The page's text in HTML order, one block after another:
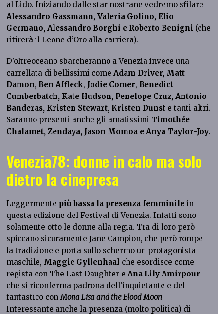
al Lido. Iniziando dalle star nostrane vedremo sfilare
Alessandro Gassmann, Valeria Golino, Elio
Germano, Alessandro Borghi e Roberto Benigni (che
ritirerà il Leone d’Oro alla carriera).
D’oltreoceano sbarcheranno a Venezia invece una
carrellata di bellissimi come Adam Driver, Matt
Damon, Ben Affleck, Jodie Comer, Benedict
Cumberbatch, Kate Hudson, Penelope Cruz, Antonio
Banderas, Kristen Stewart, Kristen Dunst e tanti altri.
Saranno presenti anche gli amatissimi Timothée
Chalamet, Zendaya, Jason Momoa e Anya Taylor-Joy.
Venezia78: donne in calo ma solo
dietro la cinepresa
Leggermente più bassa la presenza femminile in
questa edizione del Festival di Venezia. Infatti sono
solamente otto le donne alla regia. Tra di loro però
spiccano sicuramenteJane Campion, che però rompe
la tradizione e porta sullo schermo un protagonista
maschile, Maggie Gyllenhaal che esordisce come
regista con The Last Daughter e Ana Lily Amirpour
che si riconferma padrona dell’inquietante e del
fantastico conMona Lisa and the Blood Moon.
Interessante anche la presenza (molto politica) di